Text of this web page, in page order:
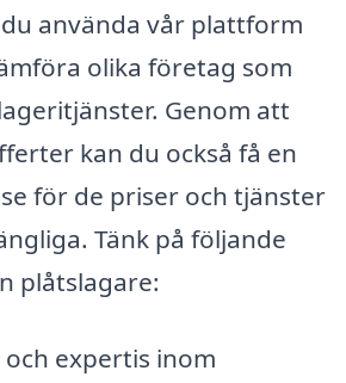
använda vår plattform
olika företag som
Genom att
kan du också få en
för de priser och tjänster
Tänk på följande
plåtslagare:
expertis inom